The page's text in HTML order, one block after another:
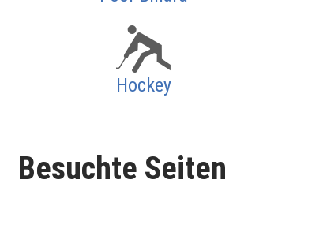
Hockey
Besuchte Seiten